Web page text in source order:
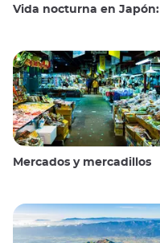
Vida nocturna en Japón: salir, ver y beber
Mercados y mercadillos